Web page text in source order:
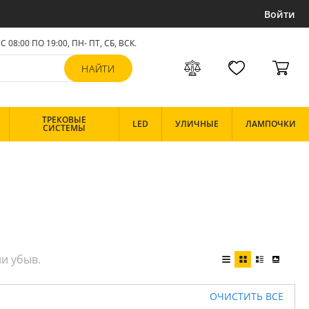
Войти
С 08:00 ПО 19:00, ПН- ПТ, СБ, ВСК.
ТРЕКОВЫЕ
СИСТЕМЫ LED УЛИЧНЫЕ ЛАМПОЧКИ
ОЧИСТИТЬ ВСЕ